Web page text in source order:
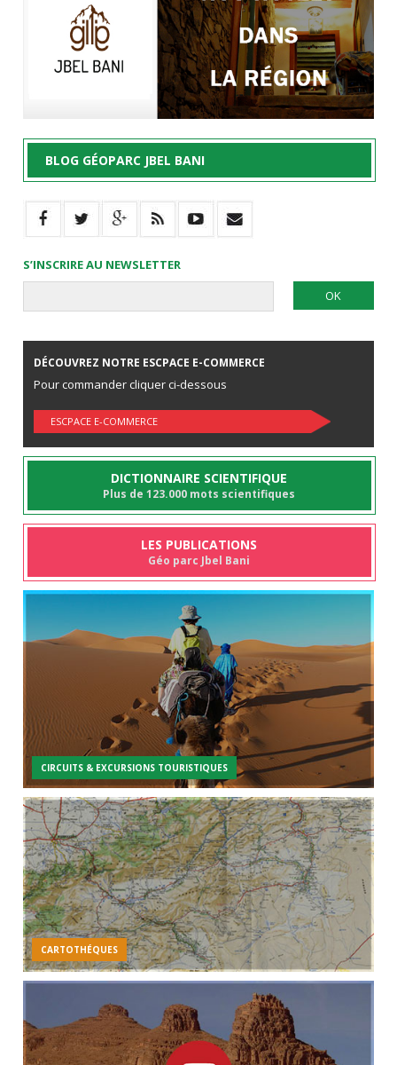
BLOG GÉOPARC JBEL BANI
S’INSCRIRE AU NEWSLETTER
DÉCOUVREZ NOTRE ESCPACE E-COMMERCE
Pour commander cliquer ci-dessous
ESCPACE E-COMMERCE
DICTIONNAIRE SCIENTIFIQUE
Plus de 123.000 mots scientifiques
LES PUBLICATIONS
Géo parc Jbel Bani
CIRCUITS & EXCURSIONS TOURISTIQUES
CARTOTHÉQUES